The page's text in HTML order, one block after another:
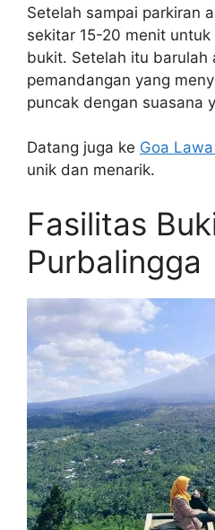
Setelah sampai parkiran
sekitar 15-20 menit
bukit. Setelah itu barulah
pemandangan yang
puncak dengan suasana
Datang juga ke Goa
unik dan menarik.
Fasilitas
Purbalingga